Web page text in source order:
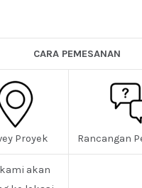
CARA PEMESANAN
Proyek Rancangan
akan